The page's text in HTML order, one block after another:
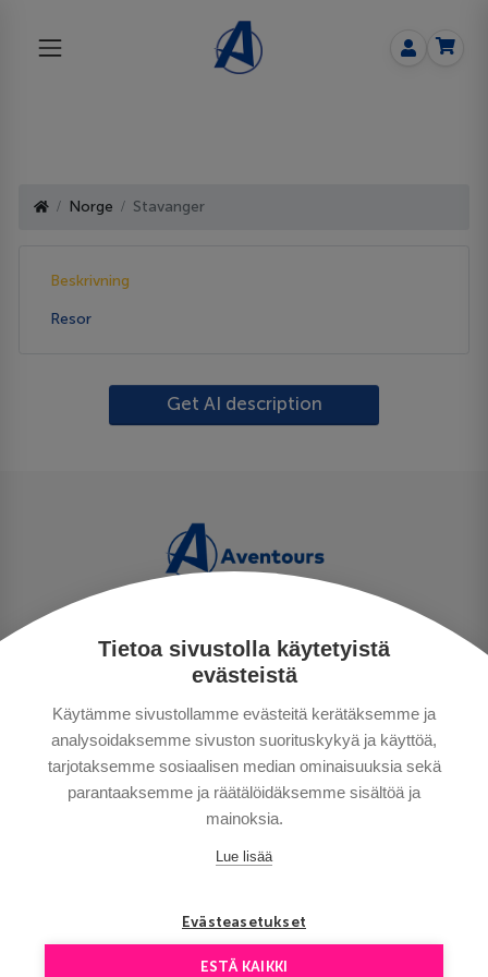
Tietoa sivustolla käytetyistä
evästeistä
Käytämme sivustollamme evästeitä kerätäksemme ja
analysoidaksemme sivuston suorituskykyä ja käyttöä,
tarjotaksemme sosiaalisen median ominaisuuksia sekä
parantaaksemme ja räätälöidäksemme sisältöä ja
mainoksia.
Lue lisää
Evästeasetukset
ESTÄ KAIKKI
Norge Stavanger
Beskrivning
Resor
Get AI description
PERSONUPPGIFTSPOLICY
BETALNINGSVILLKOR
RESEVILLKOR
BRA ATT VETA
KONTAKTA OSS
Copyright © Aventours 2026